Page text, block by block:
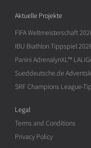
Aktuelle Projekte
FIFA Weltmeisterschaft
IBU Biathlon Tippspiel
Panini AdrenalynXL™
Sueddeutsche.de
SRF Champions League-
Legal
Terms and Conditions
Privacy Policy